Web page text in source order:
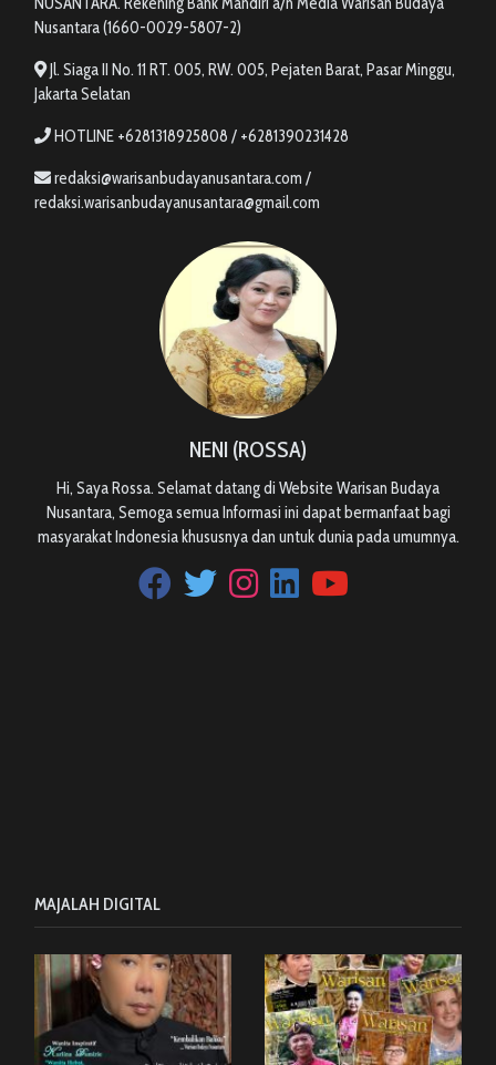
Nusantara (1660-0029-5807-2)
Jl. Siaga II No. 11 RT. 005, RW. 005, Pejaten Barat, Pasar Minggu,
Jakarta Selatan
HOTLINE +6281318925808 / +6281390231428
redaksi@warisanbudayanusantara.com /
redaksi.warisanbudayanusantara@gmail.com
NENI (ROSSA)
Hi, Saya Rossa. Selamat datang di Website Warisan Budaya
Nusantara, Semoga semua Informasi ini dapat bermanfaat bagi
masyarakat Indonesia khususnya dan untuk dunia pada umumnya.
MAJALAH DIGITAL